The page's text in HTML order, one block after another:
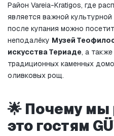
Район Vareia-Kratigos, где
является важной
после купания можно
неподалёку Музей
искусства Териаде, а
традиционных каменных
оливковых рощ.
🌟 Почему
это гостям